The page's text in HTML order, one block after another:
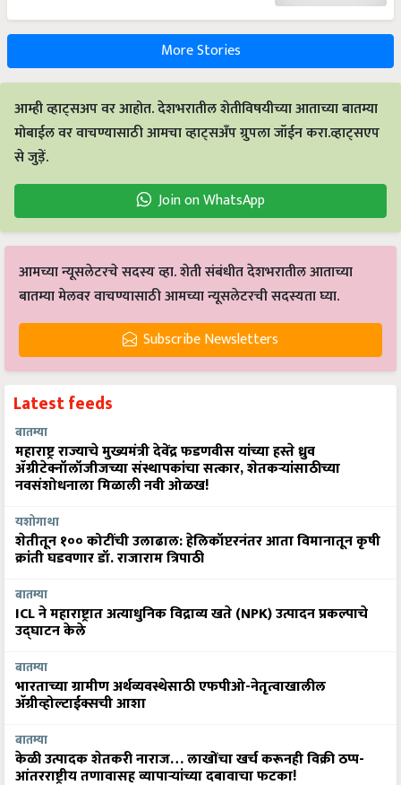
More Stories
आम्ही व्हाट्सअप वर आहोत. देशभरातील शेतीविषयीच्या आताच्या बातम्या
मोबाईल वर वाचण्यासाठी आमचा व्हाट्सअँप ग्रुपला जॉईन करा.व्हाट्सएप
से जुड़ें.
Join on WhatsApp
आमच्या न्यूसलेटरचे सदस्य व्हा. शेती संबंधीत देशभरातील आताच्या
बातम्या मेलवर वाचण्यासाठी आमच्या न्यूसलेटरची सदस्यता घ्या.
Subscribe Newsletters
Latest feeds
बातम्या
महाराष्ट्र राज्याचे मुख्यमंत्री देवेंद्र फडणवीस यांच्या हस्ते ध्रुव
ॲग्रीटेक्नॉलॉजीजच्या संस्थापकांचा सत्कार, शेतकऱ्यांसाठीच्या
नवसंशोधनाला मिळाली नवी ओळख!
यशोगाथा
शेतीतून १०० कोटींची उलाढाल: हेलिकॉप्टरनंतर आता विमानातून कृषी
क्रांती घडवणार डॉ. राजाराम त्रिपाठी
बातम्या
ICL ने महाराष्ट्रात अत्याधुनिक विद्राव्य खते (NPK) उत्पादन प्रकल्पाचे
उद्घाटन केले
बातम्या
भारताच्या ग्रामीण अर्थव्यवस्थेसाठी एफपीओ-नेतृत्वाखालील
अ‍ॅग्रीव्होल्टाईक्सची आशा
बातम्या
केळी उत्पादक शेतकरी नाराज… लाखोंचा खर्च करूनही विक्री ठप्प-
आंतरराष्ट्रीय तणावासह व्यापाऱ्यांच्या दबावाचा फटका!